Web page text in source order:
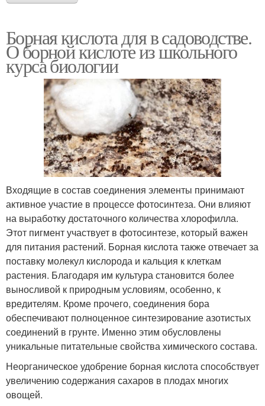
Борная кислота для в садоводстве.
О борной кислоте из школьного
курса биологии
Входящие в состав соединения элементы принимают
активное участие в процессе фотосинтеза. Они влияют
на выработку достаточного количества хлорофилла.
Этот пигмент участвует в фотосинтезе, который важен
для питания растений. Борная кислота также отвечает за
поставку молекул кислорода и кальция к клеткам
растения. Благодаря им культура становится более
выносливой к природным условиям, особенно, к
вредителям. Кроме прочего, соединения бора
обеспечивают полноценное синтезирование азотистых
соединений в грунте. Именно этим обусловлены
уникальные питательные свойства химического состава.
Неорганическое удобрение борная кислота способствует
увеличению содержания сахаров в плодах многих
овощей.